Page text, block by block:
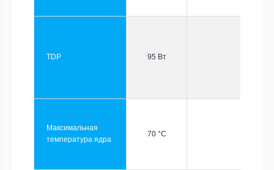
TDP 95 Вт
Максимальная
температура ядра
70 °C